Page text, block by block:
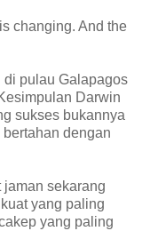
changing. And the
di pulau Galapagos
Darwin
sukses bukannya
dengan
sekarang
yang paling
yang paling